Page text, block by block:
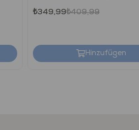
Bu ürün,
₺349,99₺409,99
Hinzufügen